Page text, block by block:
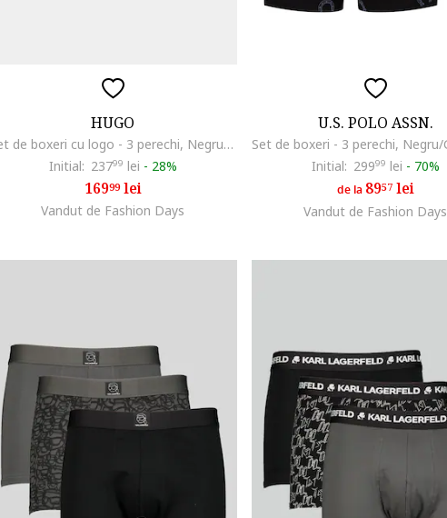
HUGO
Set de boxeri cu logo - 3 perechi, Negru/Verde masliniu
Initial: 23799 lei - 28%
16999lei
Vandut de Fashion Days
U.S. POLO ASSN.
Initial: 29999 lei - 70%
de la 8957lei
Vandut de Fashion Days